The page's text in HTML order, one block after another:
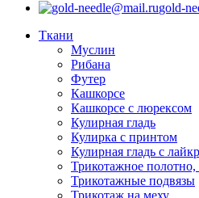
gold-
Ткани
Муслин
Рибана
Футер
Кашкорсе
Кашкорсе с люрексом
Кулирная гладь
Кулирка с принтом
Кулирная гладь с
Трикотажное полотно,
Трикотажные подвязы
Трикотаж на меху